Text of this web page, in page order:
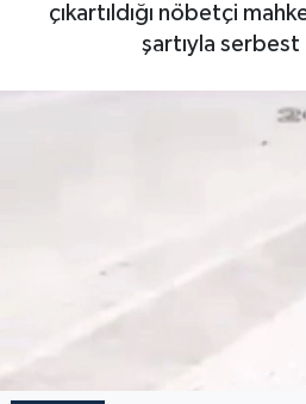
çıkartıldığı nöbetçi
şartıyla serbest